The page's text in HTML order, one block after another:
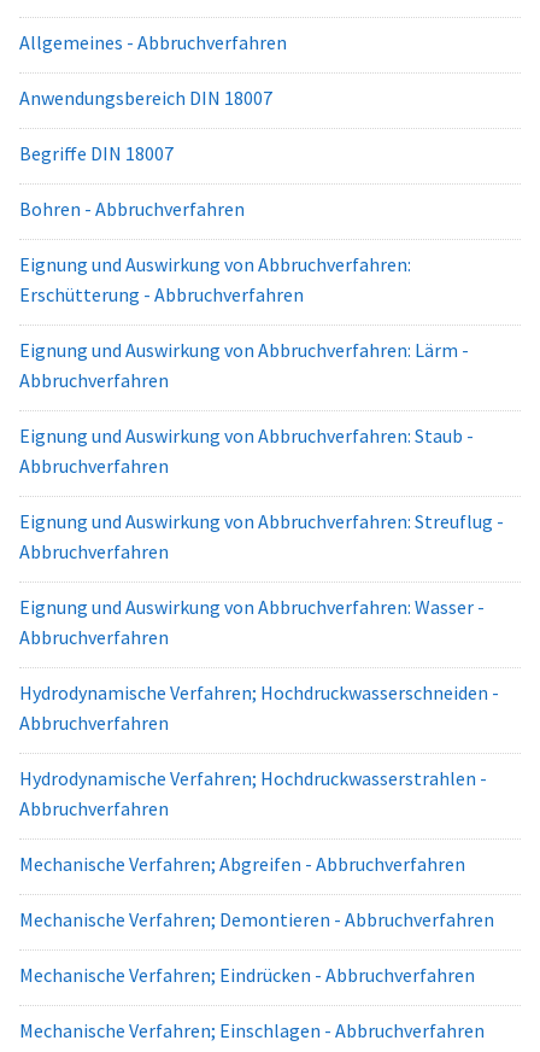
Allgemeines - Abbruchverfahren
Anwendungsbereich DIN 18007
Begriffe DIN 18007
Bohren - Abbruchverfahren
Eignung und Auswirkung von Abbruchverfahren:
Erschütterung - Abbruchverfahren
Eignung und Auswirkung von Abbruchverfahren: Lärm -
Abbruchverfahren
Eignung und Auswirkung von Abbruchverfahren: Staub -
Abbruchverfahren
Eignung und Auswirkung von Abbruchverfahren: Streuflug -
Abbruchverfahren
Eignung und Auswirkung von Abbruchverfahren: Wasser -
Abbruchverfahren
Hydrodynamische Verfahren; Hochdruckwasserschneiden -
Abbruchverfahren
Hydrodynamische Verfahren; Hochdruckwasserstrahlen -
Abbruchverfahren
Mechanische Verfahren; Abgreifen - Abbruchverfahren
Mechanische Verfahren; Demontieren - Abbruchverfahren
Mechanische Verfahren; Eindrücken - Abbruchverfahren
Mechanische Verfahren; Einschlagen - Abbruchverfahren